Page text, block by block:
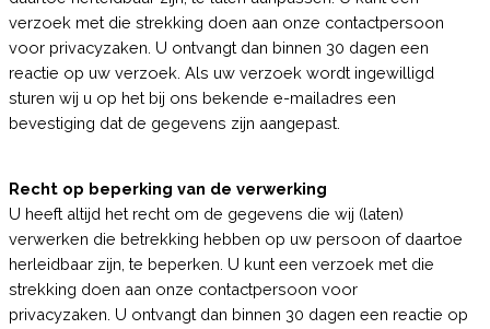
verzoek met die strekking doen aan onze contactpersoon
voor privacyzaken. U ontvangt dan binnen 30 dagen een
reactie op uw verzoek. Als uw verzoek wordt ingewilligd
sturen wij u op het bij ons bekende e-mailadres een
bevestiging dat de gegevens zijn aangepast.
Recht op beperking van de verwerking
U heeft altijd het recht om de gegevens die wij (laten)
verwerken die betrekking hebben op uw persoon of daartoe
herleidbaar zijn, te beperken. U kunt een verzoek met die
strekking doen aan onze contactpersoon voor
privacyzaken. U ontvangt dan binnen 30 dagen een reactie op